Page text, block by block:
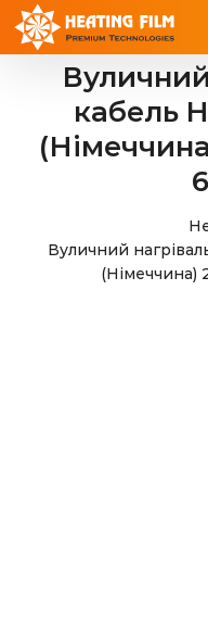
Skip
content
кабель
Вуличний
(Німеччина)